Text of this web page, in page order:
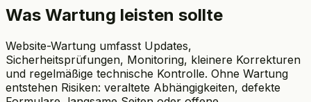
Was Wartung leisten sollte
Website-Wartung umfasst Updates,
Sicherheitsprüfungen, Monitoring, kleinere Korrekturen
und regelmäßige technische Kontrolle. Ohne Wartung
entstehen Risiken: veraltete Abhängigkeiten, defekte